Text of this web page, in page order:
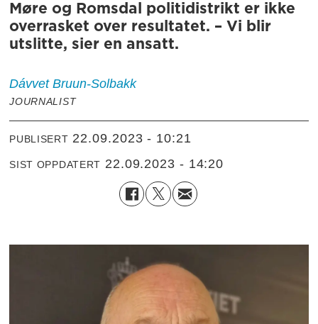
Møre og Romsdal politidistrikt er ikke
overrasket over resultatet. – Vi blir
utslitte, sier en ansatt.
Dávvet Bruun-Solbakk
JOURNALIST
PUBLISERT 22.09.2023 - 10:21
SIST OPPDATERT 22.09.2023 - 14:20